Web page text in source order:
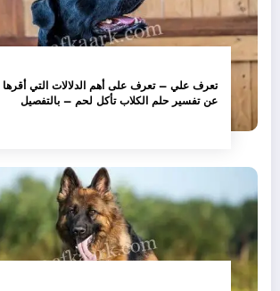
تعرف علي – تعرف على أهم الدلالات التي
عن تفسير حلم الكلاب تأكل لحم – بالتفصيل